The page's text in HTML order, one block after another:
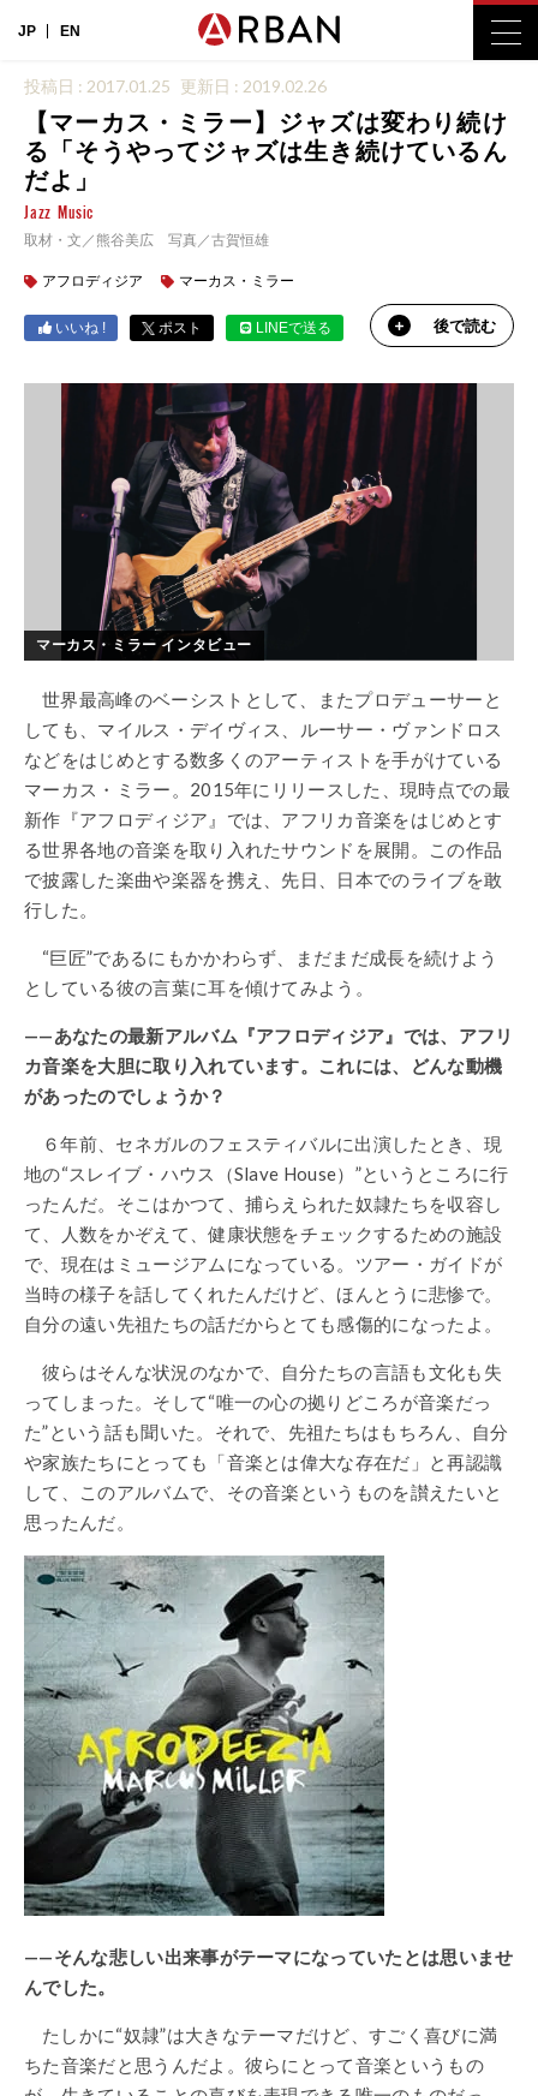
JP EN
投稿日 : 2017.01.25 更新日 : 2019.02.26
【マーカス・ミラー】ジャズは変わり続け
る「そうやってジャズは生き続けているん
だよ」
Jazz Music
取材・文／熊谷美広 写真／古賀恒雄
アフロディジア マーカス・ミラー
いいね ! ポスト LINEで送る 後で読む
マーカス・ミラー インタビュー
世界最高峰のベーシストとして、またプロデューサーと
しても、マイルス・デイヴィス、ルーサー・ヴァンドロス
などをはじめとする数多くのアーティストを手がけている
マーカス・ミラー。2015年にリリースした、現時点での最
新作『アフロディジア』では、アフリカ音楽をはじめとす
る世界各地の音楽を取り入れたサウンドを展開。この作品
で披露した楽曲や楽器を携え、先日、日本でのライブを敢
行した。
“巨匠”であるにもかかわらず、まだまだ成長を続けよう
としている彼の言葉に耳を傾けてみよう。
——あなたの最新アルバム『アフロディジア』では、アフリ
カ音楽を大胆に取り入れています。これには、どんな動機
があったのでしょうか？
６年前、セネガルのフェスティバルに出演したとき、現
地の“スレイブ・ハウス（Slave House）”というところに行
ったんだ。そこはかつて、捕らえられた奴隷たちを収容し
て、人数をかぞえて、健康状態をチェックするための施設
で、現在はミュージアムになっている。ツアー・ガイドが
当時の様子を話してくれたんだけど、ほんとうに悲惨で。
自分の遠い先祖たちの話だからとても感傷的になったよ。
彼らはそんな状況のなかで、自分たちの言語も文化も失
ってしまった。そして“唯一の心の拠りどころが音楽だっ
た”という話も聞いた。それで、先祖たちはもちろん、自分
や家族たちにとっても「音楽とは偉大な存在だ」と再認識
して、このアルバムで、その音楽というものを讃えたいと
思ったんだ。
——そんな悲しい出来事がテーマになっていたとは思いませ
んでした。
たしかに“奴隷”は大きなテーマだけど、すごく喜びに満
ちた音楽だと思うんだよ。彼らにとって音楽というもの